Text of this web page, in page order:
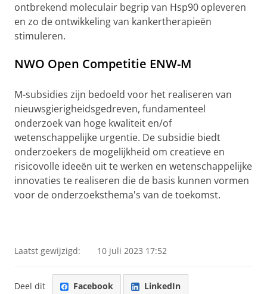
ontbrekend moleculair begrip van Hsp90 opleveren
en zo de ontwikkeling van kankertherapieën
stimuleren.
NWO Open Competitie ENW-M
M-subsidies zijn bedoeld voor het realiseren van
nieuwsgierigheidsgedreven, fundamenteel
onderzoek van hoge kwaliteit en/of
wetenschappelijke urgentie. De subsidie biedt
onderzoekers de mogelijkheid om creatieve en
risicovolle ideeën uit te werken en wetenschappelijke
innovaties te realiseren die de basis kunnen vormen
voor de onderzoeksthema's van de toekomst.
Laatst gewijzigd: 10 juli 2023 17:52
Deel dit Facebook LinkedIn